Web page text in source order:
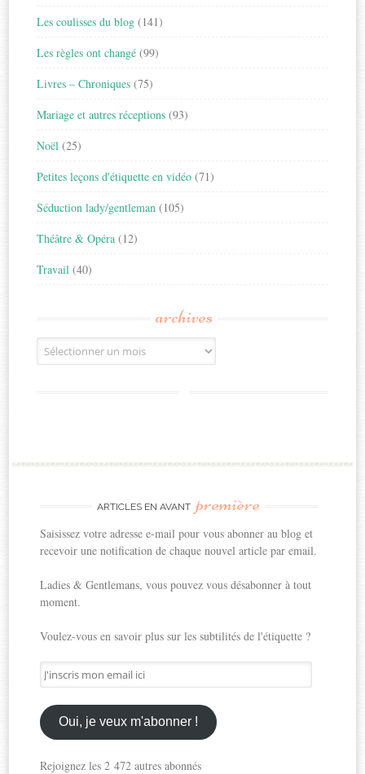
Les coulisses du blog (141)
Les règles ont changé (99)
Livres – Chroniques (75)
Mariage et autres réceptions (93)
Noël (25)
Petites leçons d'étiquette en vidéo (71)
Séduction lady/gentleman (105)
Théâtre & Opéra (12)
Travail (40)
archives
Archives
ARTICLES EN AVANT première
Saisissez votre adresse e-mail pour vous abonner au blog et
recevoir une notification de chaque nouvel article par email.
Ladies & Gentlemans, vous pouvez vous désabonner à tout
moment.
Voulez-vous en savoir plus sur les subtilités de l'étiquette ?
J'inscris
mon
email
ici
Oui, je veux m'abonner !
Rejoignez les 2 472 autres abonnés